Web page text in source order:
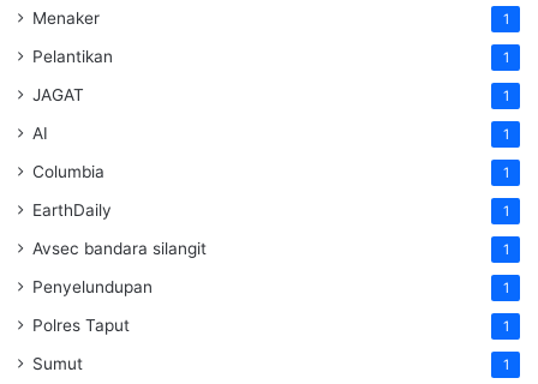
Menaker 1
Pelantikan 1
JAGAT 1
AI 1
Columbia 1
EarthDaily 1
Avsec bandara silangit 1
Penyelundupan 1
Polres Taput 1
Sumut 1